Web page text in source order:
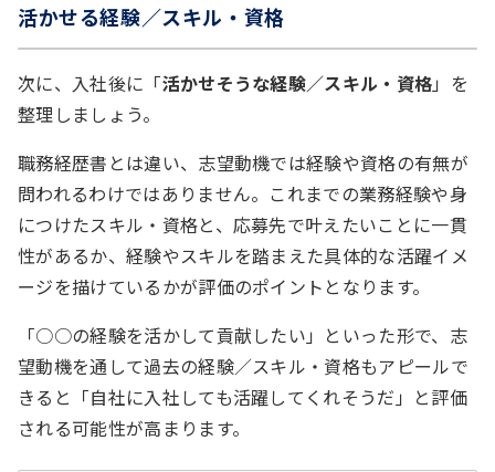
活かせる経験／スキル・資格
次に、入社後に「活かせそうな経験／スキル・資格」を
整理しましょう。
職務経歴書とは違い、志望動機では経験や資格の有無が
問われるわけではありません。これまでの業務経験や身
につけたスキル・資格と、応募先で叶えたいことに一貫
性があるか、経験やスキルを踏まえた具体的な活躍イメ
ージを描けているかが評価のポイントとなります。
「○○の経験を活かして貢献したい」といった形で、志
望動機を通して過去の経験／スキル・資格もアピールで
きると「自社に入社しても活躍してくれそうだ」と評価
される可能性が高まります。